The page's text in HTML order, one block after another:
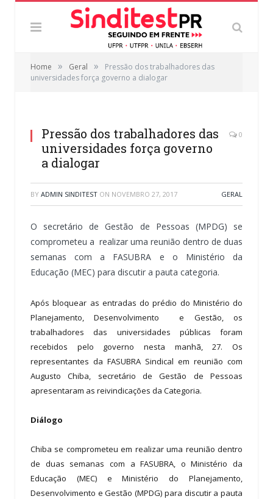
Home » Geral »
Pressão dos trabalhadores das
universidades força governo a dialogar
Pressão dos trabalhadores das
universidades força governo
a dialogar
0
BY ADMIN SINDITEST ON NOVEMBRO 27, 2017 GERAL
O secretário de Gestão de Pessoas (MPDG) se
comprometeu a realizar uma reunião dentro de duas
semanas com a FASUBRA e o Ministério da
Educação (MEC) para discutir a pauta categoria.
Após bloquear as entradas do prédio do Ministério do
Planejamento, Desenvolvimento e Gestão, os
trabalhadores das universidades públicas foram
recebidos pelo governo nesta manhã, 27. Os
representantes da FASUBRA Sindical em reunião com
Augusto Chiba, secretário de Gestão de Pessoas
apresentaram as reivindicações da Categoria.
Diálogo
Chiba se comprometeu em realizar uma reunião dentro
de duas semanas com a FASUBRA, o Ministério da
Educação (MEC) e Ministério do Planejamento,
Desenvolvimento e Gestão (MPDG) para discutir a pauta